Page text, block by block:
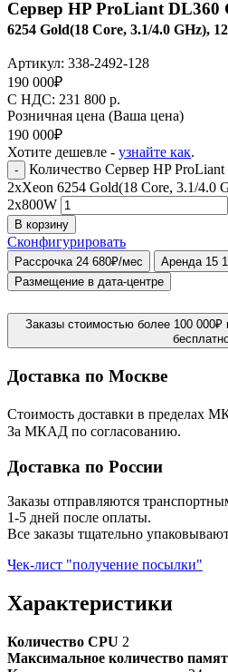
Сервер HP ProLiant DL360
6254 Gold(18 Core, 3.1/4.0 GHz),
Артикул: 338-2492-128
190 000₽
C НДС: 231 800 р.
Розничная цена (Ваша цена)
190 000₽
Хотите дешевле - узнайте как.
-
Количество Сервер HP
2xXeon 6254 Gold(18 Core, 3.1/4.0
2x800W
В корзину
Сконфигурировать
Рассрочка 24 680₽/мес
Аренда 15
Размещение в дата-центре
Заказы стоимостью более 100 000₽
Доставка по Москве
Стоимость доставки в пределах
За МКАД по согласованию.
Доставка по России
Заказы отправляются
1-5 дней после оплаты.
Все заказы тщательно
Чек-лист "получение посылки"
Характеристики
Количество CPU 2
Максимальное количество